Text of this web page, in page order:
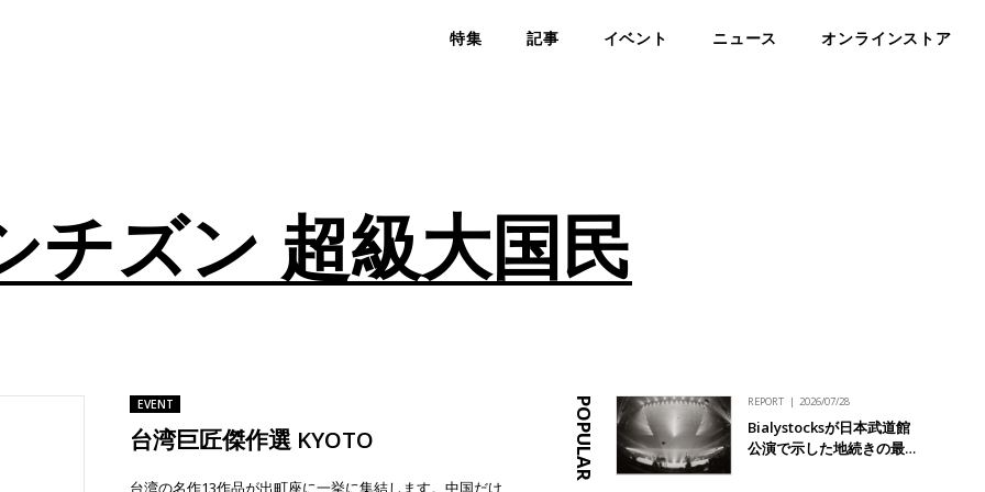
特集 記事 イベント ニュース オンラインストア
チズン 超級大国民
EVENT
台湾巨匠傑作選 KYOTO
台湾の名作13作品が出町座に一挙に集結します。中国だけ
POPULAR REPORT 2026/07/28
Bialystocksが日本武道館
公演で示した地続きの最…